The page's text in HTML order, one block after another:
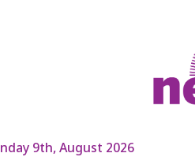
9th, August 2026